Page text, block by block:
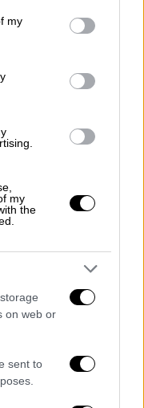
You may click to
third-party tags to
in below Google
my
my
the
on web or
sent to
και
τα λύκεια, έτσι
που